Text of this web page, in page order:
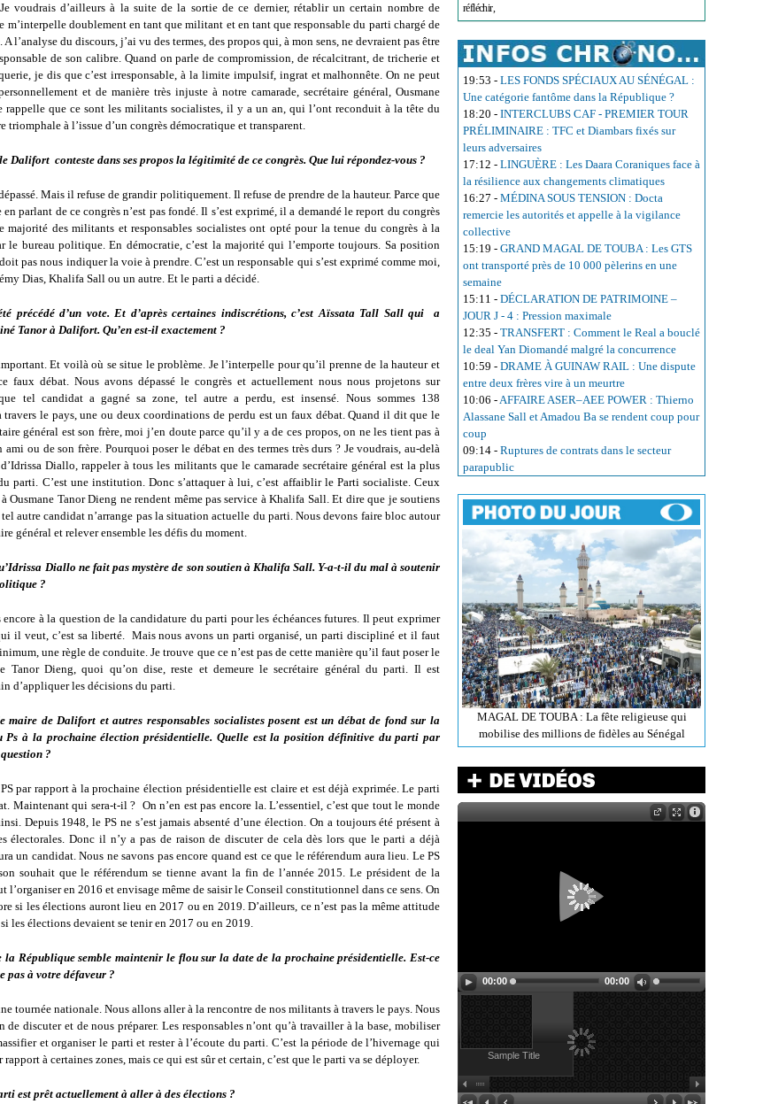
voudrais d’ailleurs à la suite de la sortie de ce dernier, rétablir un certain nombre de
m’interpelle doublement en tant que militant et en tant que responsable du parti chargé de
l’analyse du discours, j’ai vu des termes, des propos qui, à mon sens, ne devraient pas être
de son calibre. Quand on parle de compromission, de récalcitrant, de tricherie et
je dis que c’est irresponsable, à la limite impulsif, ingrat et malhonnête. On ne peut
et de manière très injuste à notre camarade, secrétaire général, Ousmane
rappelle que ce sont les militants socialistes, il y a un an, qui l’ont reconduit à la tête du
triomphale à l’issue d’un congrès démocratique et transparent.
Dalifort conteste dans ses propos la légitimité de ce congrès. Que lui répondez-vous ?
Mais il refuse de grandir politiquement. Il refuse de prendre de la hauteur. Parce que
parlant de ce congrès n’est pas fondé. Il s’est exprimé, il a demandé le report du congrès
majorité des militants et responsables socialistes ont opté pour la tenue du congrès à la
le bureau politique. En démocratie, c’est la majorité qui l’emporte toujours. Sa position
pas nous indiquer la voie à prendre. C’est un responsable qui s’est exprimé comme moi,
Dias, Khalifa Sall ou un autre. Et le parti a décidé.
précédé d’un vote. Et d’après certaines indiscrétions, c’est Aïssata Tall Sall qui a
Tanor à Dalifort. Qu’en est-il exactement ?
Et voilà où se situe le problème. Je l’interpelle pour qu’il prenne de la hauteur et
faux débat. Nous avons dépassé le congrès et actuellement nous nous projetons sur
tel candidat a gagné sa zone, tel autre a perdu, est insensé. Nous sommes 138
travers le pays, une ou deux coordinations de perdu est un faux débat. Quand il dit que le
général est son frère, moi j’en doute parce qu’il y a de ces propos, on ne les tient pas à
ami ou de son frère. Pourquoi poser le débat en des termes très durs ? Je voudrais, au-delà
Diallo, rappeler à tous les militants que le camarade secrétaire général est la plus
parti. C’est une institution. Donc s’attaquer à lui, c’est affaiblir le Parti socialiste. Ceux
Ousmane Tanor Dieng ne rendent même pas service à Khalifa Sall. Et dire que je soutiens
autre candidat n’arrange pas la situation actuelle du parti. Nous devons faire bloc autour
général et relever ensemble les défis du moment.
Diallo ne fait pas mystère de son soutien à Khalifa Sall. Y-a-t-il du mal à soutenir
?
encore à la question de la candidature du parti pour les échéances futures. Il peut exprimer
il veut, c’est sa liberté. Mais nous avons un parti organisé, un parti discipliné et il faut
une règle de conduite. Je trouve que ce n’est pas de cette manière qu’il faut poser le
Tanor Dieng, quoi qu’on dise, reste et demeure le secrétaire général du parti. Il est
d’appliquer les décisions du parti.
maire de Dalifort et autres responsables socialistes posent est un débat de fond sur la
Ps à la prochaine élection présidentielle. Quelle est la position définitive du parti par
?
par rapport à la prochaine élection présidentielle est claire et est déjà exprimée. Le parti
Maintenant qui sera-t-il ? On n’en est pas encore la. L’essentiel, c’est que tout le monde
Depuis 1948, le PS ne s’est jamais absenté d’une élection. On a toujours été présent à
électorales. Donc il n’y a pas de raison de discuter de cela dès lors que le parti a déjà
un candidat. Nous ne savons pas encore quand est ce que le référendum aura lieu. Le PS
souhait que le référendum se tienne avant la fin de l’année 2015. Le président de la
l’organiser en 2016 et envisage même de saisir le Conseil constitutionnel dans ce sens. On
si les élections auront lieu en 2017 ou en 2019. D’ailleurs, ce n’est pas la même attitude
les élections devaient se tenir en 2017 ou en 2019.
la République semble maintenir le flou sur la date de la prochaine présidentielle. Est-ce
pas à votre défaveur ?
tournée nationale. Nous allons aller à la rencontre de nos militants à travers le pays. Nous
de discuter et de nous préparer. Les responsables n’ont qu’à travailler à la base, mobiliser
et organiser le parti et rester à l’écoute du parti. C’est la période de l’hivernage qui
rapport à certaines zones, mais ce qui est sûr et certain, c’est que le parti va se déployer.
est prêt actuellement à aller à des élections ?
réfléchir,
19:53 - LES FONDS SPÉCIAUX AU SÉNÉGAL :
Une catégorie fantôme dans la République ?
18:20 - INTERCLUBS CAF - PREMIER TOUR
PRÉLIMINAIRE : TFC et Diambars fixés sur
leurs adversaires
17:12 - LINGUÈRE : Les Daara Coraniques face à
la résilience aux changements climatiques
16:27 - MÉDINA SOUS TENSION : Docta
remercie les autorités et appelle à la vigilance
collective
15:19 - GRAND MAGAL DE TOUBA : Les GTS
ont transporté près de 10 000 pèlerins en une
semaine
15:11 - DÉCLARATION DE PATRIMOINE –
JOUR J - 4 : Pression maximale
12:35 - TRANSFERT : Comment le Real a bouclé
le deal Yan Diomandé malgré la concurrence
10:59 - DRAME À GUINAW RAIL : Une dispute
entre deux frères vire à un meurtre
10:06 -AFFAIRE ASER–AEE POWER : Thierno
Alassane Sall et Amadou Ba se rendent coup pour
coup
09:14 - Ruptures de contrats dans le secteur
parapublic
MAGAL DE TOUBA : La fête religieuse qui
mobilise des millions de fidèles au Sénégal
00:00 00:00
Sample Title